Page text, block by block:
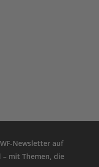
Newsletter auf
mit Themen, die